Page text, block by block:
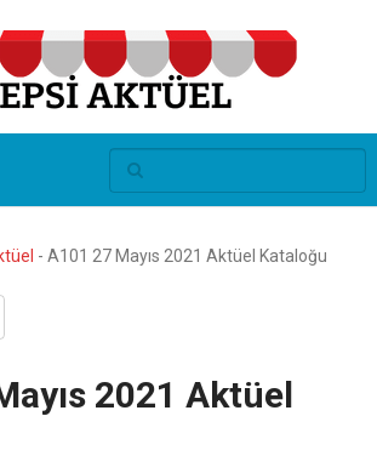
- A101 27 Mayıs 2021 Aktüel Kataloğu
2021 Aktüel